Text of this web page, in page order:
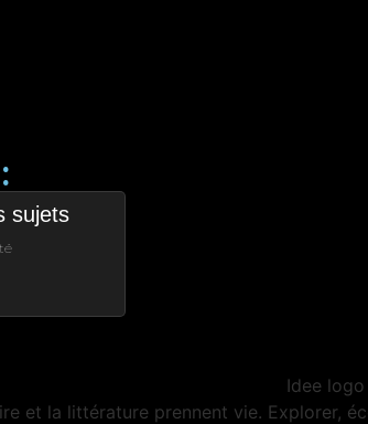
sujets
et la littérature prennent vie. Explorer,